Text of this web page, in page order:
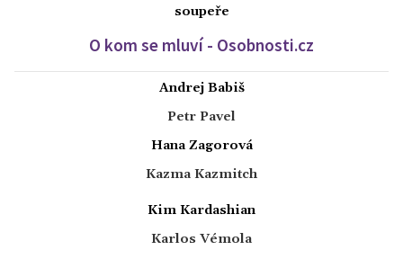
soupeře
O kom se mluví - Osobnosti.cz
Andrej Babiš
Petr Pavel
Hana Zagorová
Kazma Kazmitch
Kim Kardashian
Karlos Vémola